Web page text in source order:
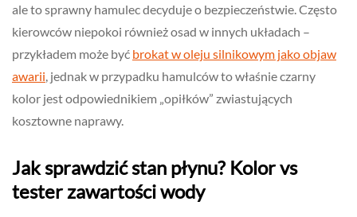
ale to sprawny hamulec decyduje o bezpieczeństwie. Często
kierowców niepokoi również osad w innych układach –
przykładem może być brokat w oleju silnikowym jako objaw
awarii , jednak w przypadku hamulców to właśnie czarny
kolor jest odpowiednikiem „opiłków” zwiastujących
kosztowne naprawy.
Jak sprawdzić stan płynu? Kolor vs
tester zawartości wody